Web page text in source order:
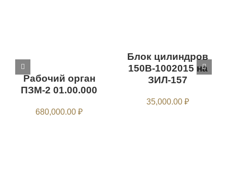
Рабочий орган
ПЗМ-2 01.00.000
680,000.00₽
Блок цилиндров
150В-1002015 на
ЗИЛ-157
35,000.00 ₽